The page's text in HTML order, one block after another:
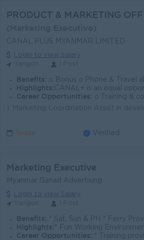
PRODUCT & MARKETING
CANAL PLUS MYANMAR LIMITED
Login to view Salary
Benefits: o Bonus o Phone & Travel allowance o Health
Highlights: CANAL+ is an equal opportunity employer. We welcome applications from all
Career Opportunities: o Training &
Today Verified
Marketing Executive
Myanmar Ganad Advertising
Login to view Salary
Benefits: * Sat, Sun & PH * Ferry
Highlights: * Fun Working
Career Opportunities:
* Training provided